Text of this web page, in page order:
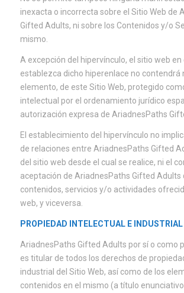
inexacta o incorrecta sobre el Sitio Web de
Gifted Adults, ni sobre los Contenidos y/o
mismo.
A excepción del hipervínculo, el sitio web en
establezca dicho hiperenlace no contendrá
elemento, de este Sitio Web, protegido
intelectual por el ordenamiento jurídico
autorización expresa de AriadnesPaths
El establecimiento del hipervínculo no
de relaciones entre AriadnesPaths Gifted
del sitio web desde el cual se realice, ni el
aceptación de AriadnesPaths Gifted Adults
contenidos, servicios y/o actividades
web, y viceversa.
PROPIEDAD INTELECTUAL E INDUSTRIAL
AriadnesPaths Gifted Adults por sí o como
es titular de todos los derechos de
industrial del Sitio Web, así como de los
contenidos en el mismo (a título